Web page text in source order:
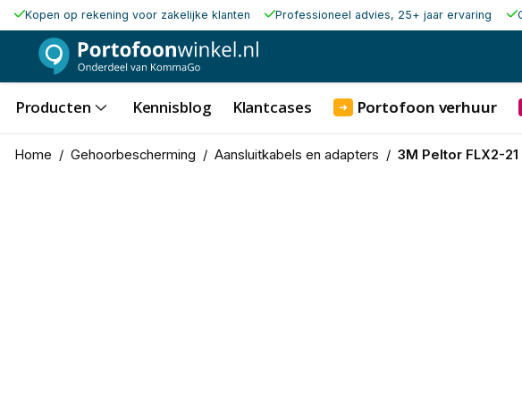
Kopen op rekening voor zakelijke klanten Professioneel advies, 25+ jaar ervaring
Producten Kennisblog Klantcases ➜ Portofoon verhuur
Home / Gehoorbescherming / Aansluitkabels en adapters / 3M Peltor FLX2-